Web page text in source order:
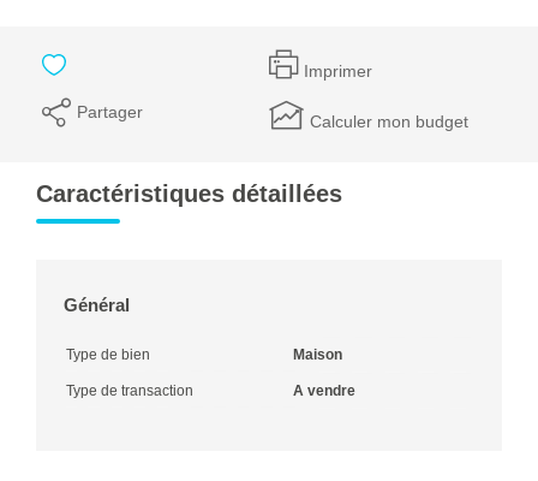
Imprimer
Partager Calculer mon budget
Caractéristiques détaillées
Général
Type de bien Maison
Type de transaction A vendre